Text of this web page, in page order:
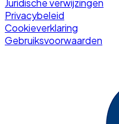
Juridische verwijzingen
Privacybeleid
Cookieverklaring
Gebruiksvoorwaarden